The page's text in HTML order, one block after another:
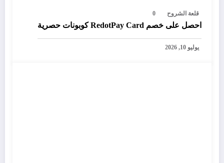
قلعة الشروح 0
احصل على خصم RedotPay Card كوبونات حصرية
يوليو 10, 2026